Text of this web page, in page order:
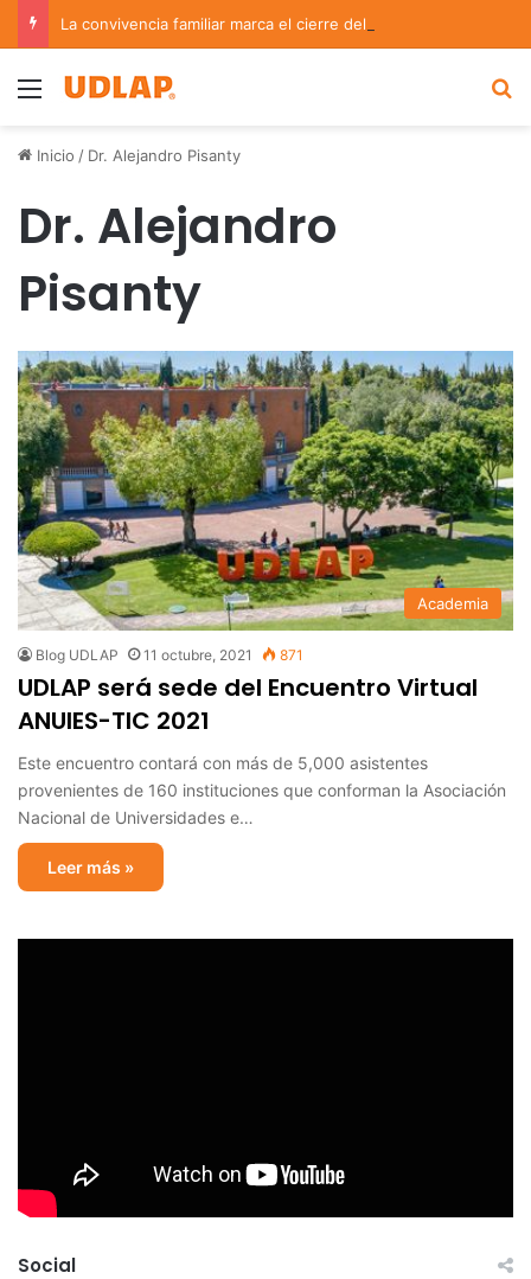
Menu
Inicio / Dr. Alejandro Pisanty
Dr. Alejandro
Pisanty
Academia
Blog UDLAP 11 octubre, 2021 871
UDLAP será sede del Encuentro Virtual
ANUIES-TIC 2021
Este encuentro contará con más de 5,000 asistentes
provenientes de 160 instituciones que conforman la Asociación
Nacional de Universidades e…
Leer más »
Social